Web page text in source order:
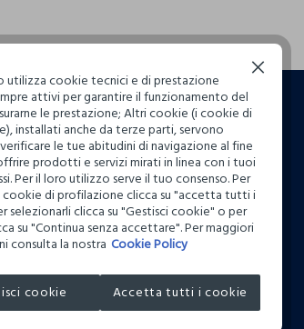
TUTTO
utilizza cookie tecnici e di prestazione
attivi per garantire il funzionamento del
le prestazione; Altri cookie (i cookie di
installati anche da terze parti, servono
le tue abitudini di navigazione al fine
prodotti e servizi mirati in linea con i tuoi
Per il loro utilizzo serve il tuo consenso. Per
di profilazione clicca su "accetta tutti i
selezionarli clicca su "Gestisci cookie" o per
su "Continua senza accettare". Per maggiori
consulta la nostra Cookie Policy
cookie Accetta tutti i cookie
Continua senza accettare